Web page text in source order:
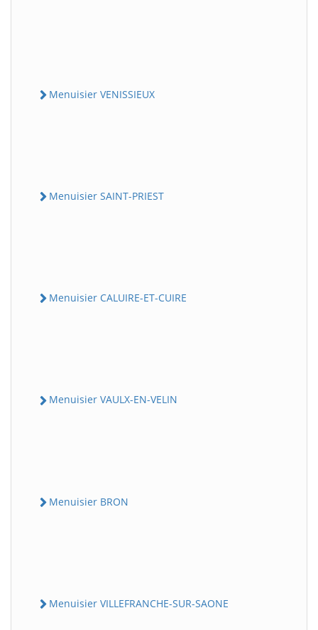
Menuisier VENISSIEUX
Menuisier SAINT-PRIEST
Menuisier CALUIRE-ET-CUIRE
Menuisier VAULX-EN-VELIN
Menuisier BRON
Menuisier VILLEFRANCHE-SUR-SAONE